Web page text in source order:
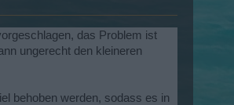
das Problem ist
ungerecht den kleineren
behoben werden, sodass es in